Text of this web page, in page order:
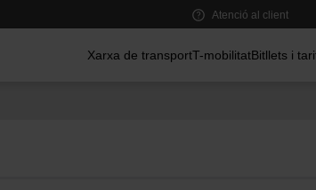
Atenció al client
Xarxa de transportT-mobilitatBitllets i